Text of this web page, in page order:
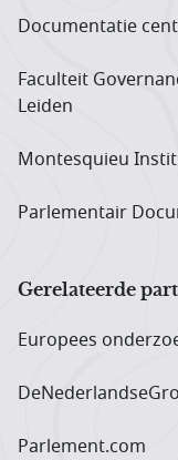
Documentatie
Faculteit
Leiden
Montesquieu
Parlementair
Gerelateerde
Europees
Parlement.com